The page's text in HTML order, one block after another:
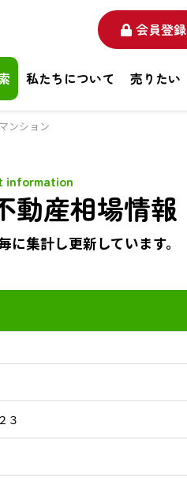
会員登録
私たちについて 売りたい
ンション
動産相場情報
information
に集計し更新しています。
３